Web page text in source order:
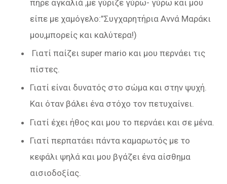
πήρε αγκαλιά ,με γύριζε γύρω- γύρω και μου
είπε με χαμόγελο:”Συγχαρητήρια Αννά Μαράκι
μου,μπορείς και καλύτερα!)
Γιατί παίζει super mario και μου περνάει τις
πίστες.
Γιατί είναι δυνατός στο σώμα και στην ψυχή.
Και όταν βάλει ένα στόχο τον πετυχαίνει.
Γιατί έχει ήθος και μου το περνάει και σε μένα.
Γιατί περπατάει πάντα καμαρωτός με το
κεφάλι ψηλά και μου βγάζει ένα αίσθημα
αισιοδοξίας.